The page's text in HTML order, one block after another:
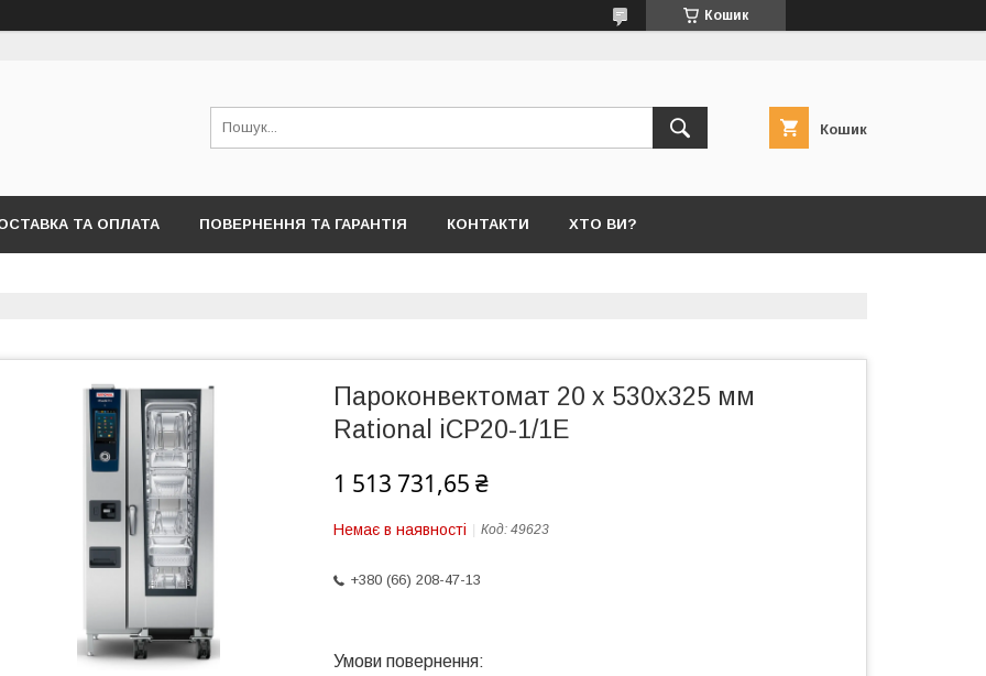
Кошик
Кошик
ТА ОПЛАТА ПОВЕРНЕННЯ ТА ГАРАНТІЯ КОНТАКТИ ХТО ВИ?
Пароконвектомат 20 х 530х325 мм
Rational iCP20-1/1E
1 513 731,65 ₴
Немає в наявності Код: 49623
+380 (66) 208-47-13